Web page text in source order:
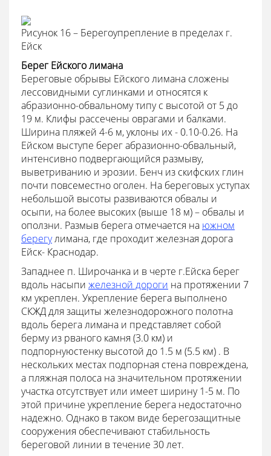
Рисунок 16 – Берегоупрепление в пределах г.
Ейск
Берег Ейского лимана
Береговые обрывы Ейского лимана сложены
лессовидными суглинками и относятся к
абразионно-обвальному типу с высотой от 5 до
19 м. Клифы рассечены оврагами и балками.
Ширина пляжей 4-6 м, уклоны их - 0.10-0.26. На
Ейском выступе берег абразионно-обвальный,
интенсивно подвергающийся размыву,
выветриванию и эрозии. Бенч из скифских глин
почти повсеместно оголен. На береговых уступах
небольшой высоты развиваются обвалы и
осыпи, на более высоких (выше 18 м) – обвалы и
оползни. Размыв берега отмечается на южном
берегулимана, где проходит железная дорога
Ейск- Краснодар.
Западнее п. Широчанка и в черте г.Ейска берег
вдоль насыпи железной дороги на протяжении 7
км укреплен. Укрепление берега выполнено
СКЖД для защиты железнодорожного полотна
вдоль берега лимана и представляет собой
берму из рваного камня (3.0 км) и
подпорнуюстенку высотой до 1.5 м (5.5 км) . В
нескольких местах подпорная стена повреждена,
а пляжная полоса на значительном протяжении
участка отсутствует или имеет ширину 1-5 м. По
этой причине укрепление берега недостаточно
надежно. Однако в таком виде берегозащитные
сооружения обеспечивают стабильность
береговой линии в течение 30 лет.